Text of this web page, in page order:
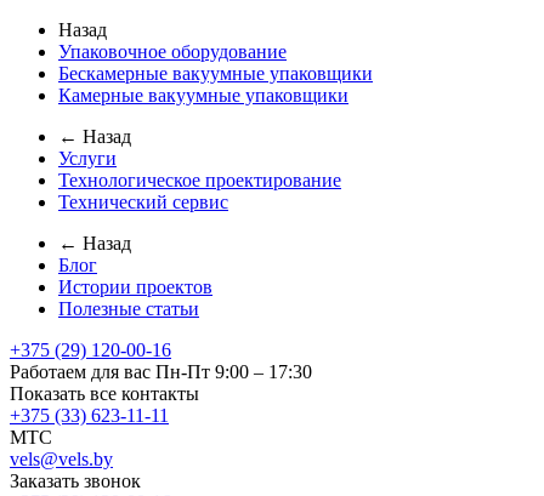
Назад
Упаковочное оборудование
Бескамерные вакуумные упаковщики
Камерные вакуумные упаковщики
← Назад
Услуги
Технологическое проектирование
Технический сервис
← Назад
Блог
Истории проектов
Полезные статьи
+375 (29) 120-00-16
Работаем для вас Пн-Пт 9:00 – 17:30
Показать все контакты
+375 (33) 623-11-11
MTC
vels@vels.by
Заказать звонок